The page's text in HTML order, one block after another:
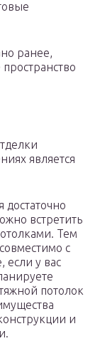
ранее,
является
достаточно
встретить
Тем
с
если у вас
потолок
и